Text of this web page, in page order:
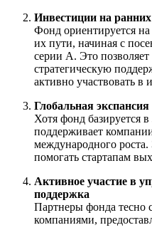
Инвестиции на
Фонд ориентируется
их пути, начиная с
серии A. Это
стратегическую
активно участвовать в
Глобальная
Хотя фонд базируется
поддерживает
международного роста.
помогать стартапам
Активное участие в
поддержка
Партнеры фонда тесно
компаниями,